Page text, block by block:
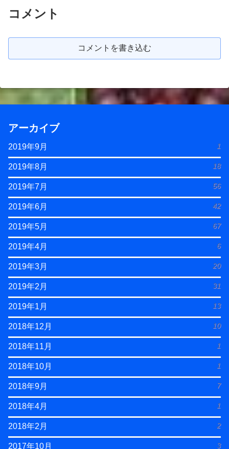
コメント
コメントを書き込む
アーカイブ
2019年9月 1
2019年8月 18
2019年7月 56
2019年6月 42
2019年5月 67
2019年4月 6
2019年3月 20
2019年2月 31
2019年1月 13
2018年12月 10
2018年11月 1
2018年10月 1
2018年9月 7
2018年4月 1
2018年2月 2
2017年10月 3